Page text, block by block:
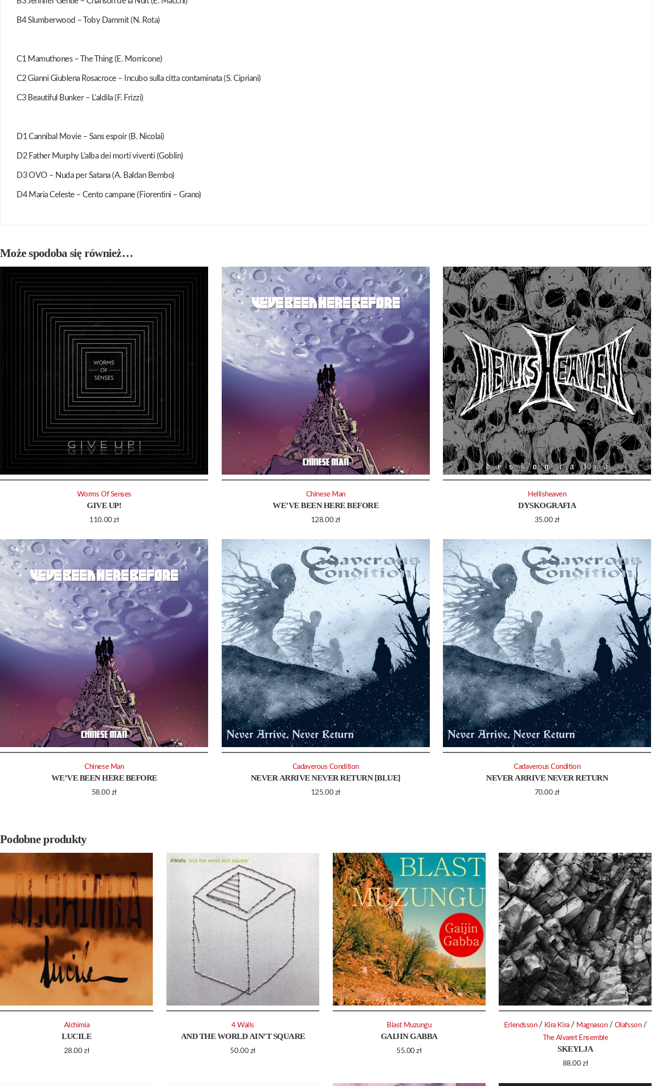
B4 Slumberwood – Toby Dammit (N. Rota)
C1 Mamuthones – The Thing (E. Morricone)
C2 Gianni Giublena Rosacroce – Incubo sulla citta contaminata (S. Cipriani)
C3 Beautiful Bunker – L'aldila (F. Frizzi)
D1 Cannibal Movie – Sans espoir (B. Nicolai)
D2 Father Murphy L'alba dei morti viventi (Goblin)
D3 OVO – Nuda per Satana (A. Baldan Bembo)
D4 Maria Celeste – Cento campane (Fiorentini – Grano)
Może spodoba się również…
GIVE UP!
110.00zł
Worms Of Senses
WE’VE BEEN HERE BEFORE
128.00 zł
Chinese Man
DYSKOGRAFIA
35.00 zł
Hellisheaven
WE’VE BEEN HERE BEFORE
58.00 zł
Chinese Man
NEVER ARRIVE NEVER RETURN [BLUE]
125.00 zł
Cadaverous Condition
NEVER ARRIVE NEVER RETURN
70.00 zł
Cadaverous Condition
Podobne produkty
LUCILE
28.00zł
Alchimia
AND THE WORLD AIN’T SQUARE
50.00 zł
4 Walls
GAIJIN GABBA
55.00zł
Blast Muzungu
SKEYLJA
88.00zł
Erlendsson / Kira Kira / Magnason / Olafsson /
The Alvaret Ensemble